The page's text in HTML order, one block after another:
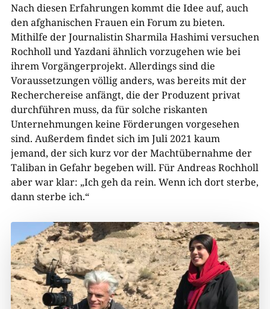
Nach diesen Erfahrungen kommt die Idee auf, auch
den afghanischen Frauen ein Forum zu bieten.
Mithilfe der Journalistin Sharmila Hashimi versuchen
Rochholl und Yazdani ähnlich vorzugehen wie bei
ihrem Vorgängerprojekt. Allerdings sind die
Voraussetzungen völlig anders, was bereits mit der
Recherchereise anfängt, die der Produzent privat
durchführen muss, da für solche riskanten
Unternehmungen keine Förderungen vorgesehen
sind. Außerdem findet sich im Juli 2021 kaum
jemand, der sich kurz vor der Machtübernahme der
Taliban in Gefahr begeben will. Für Andreas Rochholl
aber war klar: „Ich geh da rein. Wenn ich dort sterbe,
dann sterbe ich.“